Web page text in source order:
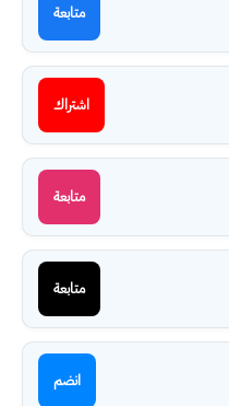
متابعة
اشتراك
متابعة
متابعة
انضم